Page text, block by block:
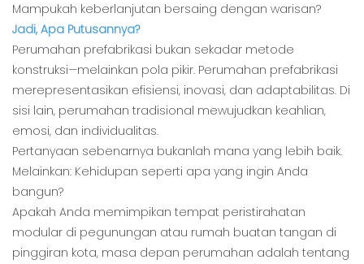
Mampukah keberlanjutan bersaing dengan warisan?
Jadi, Apa Putusannya?
Perumahan prefabrikasi bukan sekadar metode
konstruksi—melainkan pola pikir. Perumahan prefabrikasi
merepresentasikan efisiensi, inovasi, dan adaptabilitas. Di
sisi lain, perumahan tradisional mewujudkan keahlian,
emosi, dan individualitas.
Pertanyaan sebenarnya bukanlah mana yang lebih baik.
Melainkan: Kehidupan seperti apa yang ingin Anda
bangun?
Apakah Anda memimpikan tempat peristirahatan
modular di pegunungan atau rumah buatan tangan di
pinggiran kota, masa depan perumahan adalah tentang